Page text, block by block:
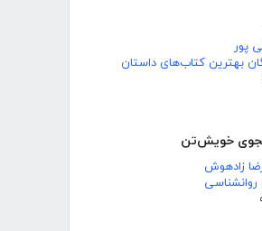
پور
بهترین کتاب‌های داستان
خویش‌تن
زادهوش